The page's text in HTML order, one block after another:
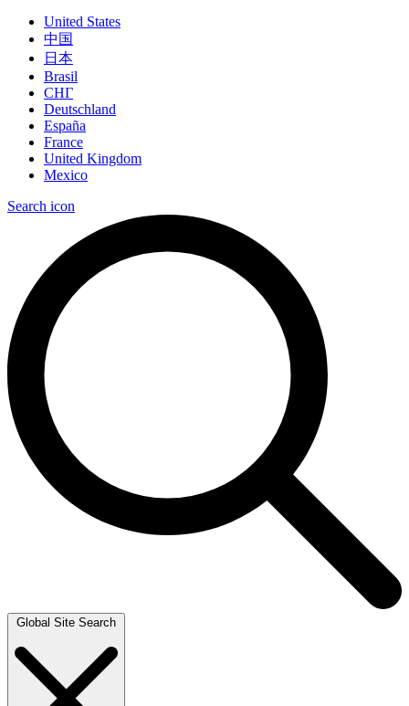
United States
中国
日本
Brasil
СНГ
Deutschland
España
France
United Kingdom
Mexico
Search icon
Global Site Search